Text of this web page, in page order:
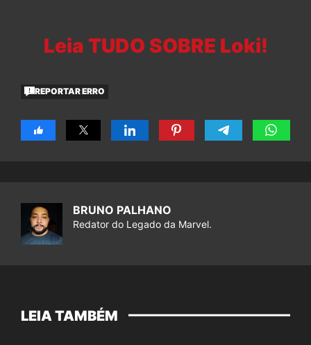
Leia TUDO SOBRE Loki!
REPORTAR ERRO
BRUNO PALHANO
Redator do Legado da Marvel.
LEIA TAMBÉM